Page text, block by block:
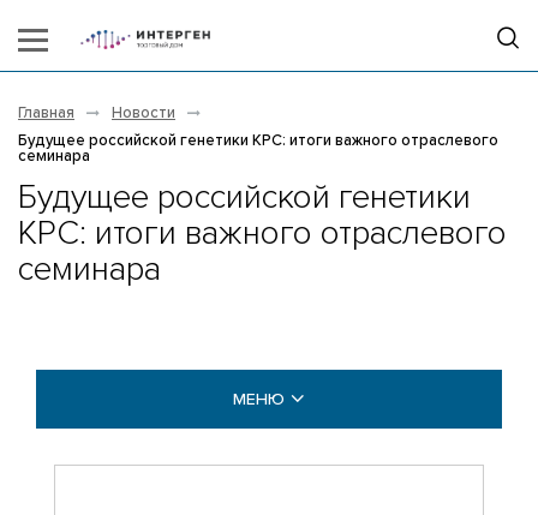
Главная
Новости
Будущее российской генетики КРС: итоги важного отраслевого
семинара
Будущее российской генетики
КРС: итоги важного отраслевого
семинара
МЕНЮ